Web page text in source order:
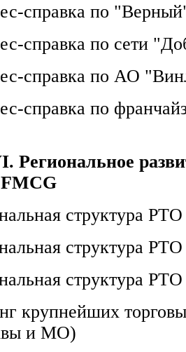
справка по
справка по сети
справка по АО
справка по
I. Региональное
структура РТО
структура
структура
крупнейших
и МО)